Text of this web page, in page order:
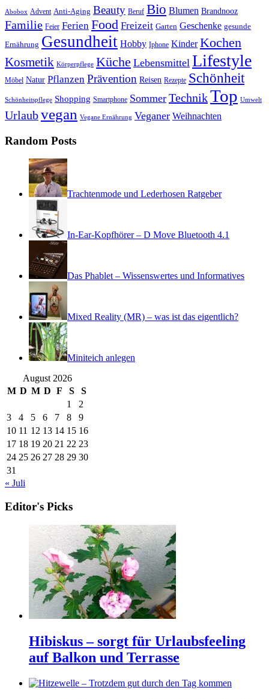
Abobox Advent Anti-Aging Beauty Beruf Bio Blumen Brandnooz
Familie Feier Ferien Food Freizeit Garten Geschenke gesunde
Ernährung Gesundheit Hobby Iphone Kinder Kochen
Kosmetik Körperpflege Küche Lebensmittel Lifestyle
Möbel Natur Pflanzen Prävention Reisen Rezepte Schönheit
Schönheitspflege Shopping Smartphone Sommer TechnikTop Umwelt
Urlaubvegan Vegane Ernährung Veganer Weihnachten
Random Posts
Trachtenmode und Lederhosen Ratgeber
In-Ear-Kopfhörer – D Move Bluetooth 4.1
Das Phablet – Wissenswertes und Informatives
Mixed Reality (MR) – was ist das eigentlich?
Miniteich anlegen
August 2026
M D M D F S
S
1
2
3
4 5 6 7 8
9
10 11 12 13 14 15 16
17 18 19 20 21 22 23
24 25 26 27 28 29 30
31
« Juli
Editor's Picks
Hibiskus – sorgt für Urlaubsfeeling
auf Balkon und Terrasse